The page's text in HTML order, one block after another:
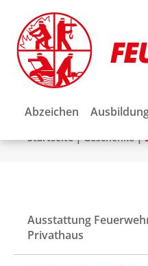
Abzeichen
Startseite|Geschenke|
Ausstattung
Privathaus